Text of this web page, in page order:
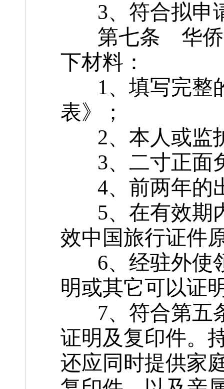
3、符合拟申
第七条 华侨申
下材料：
1、填写完整
表》；
2、本人或监
3、二寸正面
4、前两年的
5、在有效期
效中国旅行证件
6、经驻外使
明或其它可以证
7、符合第五
证明及复印件。
还应同时提供家